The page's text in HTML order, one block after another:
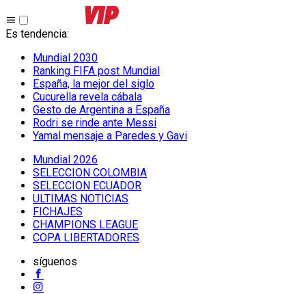
Es tendencia:
Mundial 2030
Ranking FIFA post Mundial
España, la mejor del siglo
Cucurella revela cábala
Gesto de Argentina a España
Rodri se rinde ante Messi
Yamal mensaje a Paredes y Gavi
Mundial 2026
SELECCION COLOMBIA
SELECCION ECUADOR
ULTIMAS NOTICIAS
FICHAJES
CHAMPIONS LEAGUE
COPA LIBERTADORES
síguenos